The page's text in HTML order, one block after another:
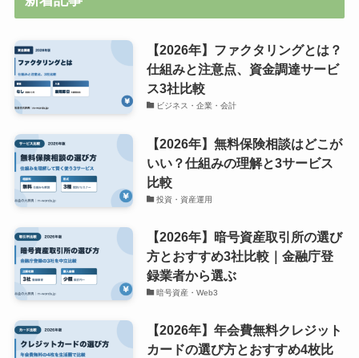
【2026年】ファクタリングとは？
仕組みと注意点、資金調達サービ
ス3社比較
ビジネス・企業・会計
【2026年】無料保険相談はどこが
いい？仕組みの理解と3サービス
比較
投資・資産運用
【2026年】暗号資産取引所の選び
方とおすすめ3社比較｜金融庁登
録業者から選ぶ
暗号資産・Web3
【2026年】年会費無料クレジット
カードの選び方とおすすめ4枚比